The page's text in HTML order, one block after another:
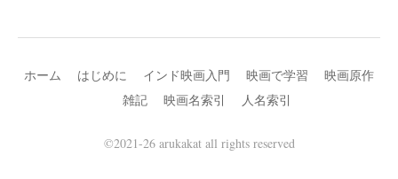
ホーム はじめに インド映画入門 映画で学習
映画原作
雑記
映画名索引 人名索引
©2021-26 arukakat all rights reserved